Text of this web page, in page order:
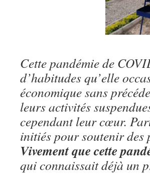
Cette pandémie de
d’habitudes qu’elle
économique sans
leurs activités
cependant leur cœur.
initiés pour soutenir des
Vivement que cette
qui connaissait déjà un